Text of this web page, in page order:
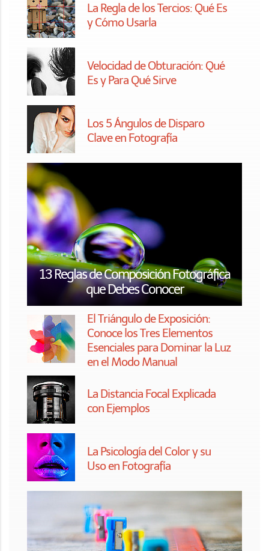
La Regla de los Tercios: Qué Es
y Cómo Usarla
Velocidad de Obturación: Qué
Es y Para Qué Sirve
Los 5 Ángulos de Disparo
Clave en Fotografía
13 Reglas de Composición Fotográfica
que Debes Conocer
El Triángulo de Exposición:
Conoce los Tres Elementos
Esenciales para Dominar la Luz
en el Modo Manual
La Distancia Focal Explicada
con Ejemplos
La Psicología del Color y su
Uso en Fotografía